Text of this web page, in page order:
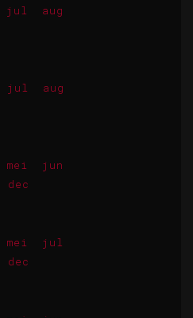
jul
aug
jul
aug
mei
jun
dec
mei
jul
dec